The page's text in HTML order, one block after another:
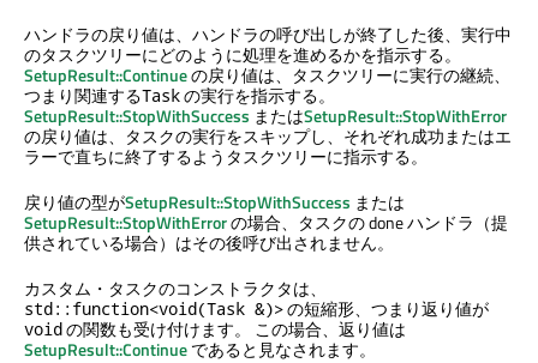
ハンドラの戻り値は、ハンドラの呼び出しが終了した後、実行中
のタスクツリーにどのように処理を進めるかを指示する。
SetupResult::Continueの戻り値は、タスクツリーに実行の継続、
つまり関連するTaskの実行を指示する。
SetupResult::StopWithSuccess またはSetupResult::StopWithError
の戻り値は、タスクの実行をスキップし、それぞれ成功またはエ
ラーで直ちに終了するようタスクツリーに指示する。
戻り値の型がSetupResult::StopWithSuccess または
SetupResult::StopWithErrorの場合、タスクの done ハンドラ（提
供されている場合）はその後呼び出されません。
カスタム・タスクのコンストラクタは、
std::function<void(Task &)>の短縮形、つまり返り値が
voidの関数も受け付けます。 この場合、返り値は
SetupResult::Continueであると見なされます。